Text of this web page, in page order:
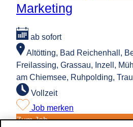
Marketing
Marketing
ab sofort
Altötting, Bad Reichenhall,
Freilassing, Grassau, Inzell,
am Chiemsee, Ruhpolding,
Vollzeit
Job merken
Zum Job: